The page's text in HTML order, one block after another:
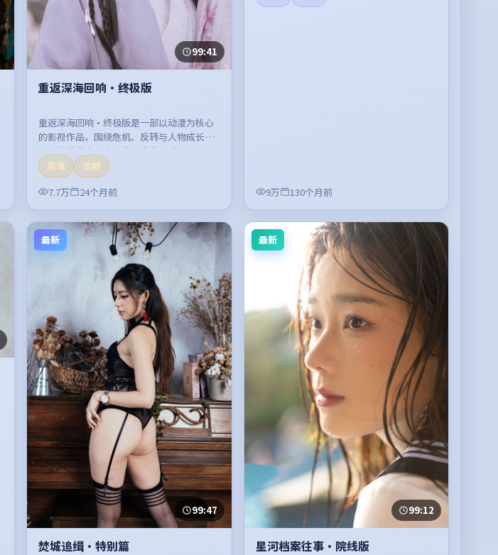
99:41
重返深海回响·终极版
重返深海回响·终极版是一部以动漫为核心
的影视作品，围绕危机、反转与人物成长展
开，整体节奏紧凑，值得推荐观看。
高清
流畅
7.7万
24个月前 9万 130个月前
最新
99:47
焚城追缉·特别篇
最新
99:12
星河档案往事·院线版